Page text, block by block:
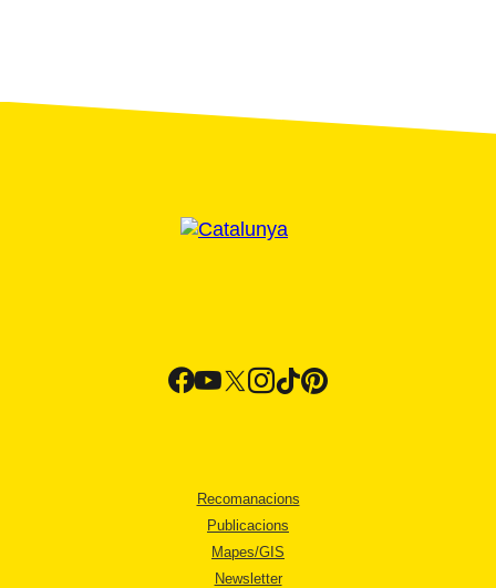
Recomanacions
Publicacions
Mapes/GIS
Newsletter